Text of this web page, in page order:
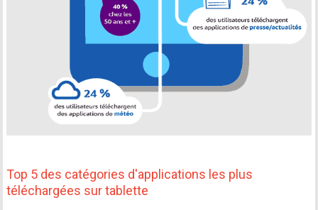
Top 5 des catégories d'applications les plus
téléchargées sur tablette